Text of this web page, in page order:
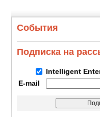
События
Подписка на
Intelligent
E-mail